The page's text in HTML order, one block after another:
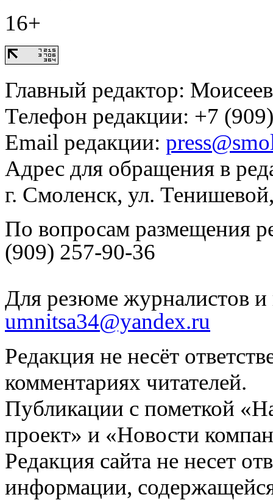
16+
Главный редактор:
Телефон редакции: +7
Email редакции:
Адрес для обращения в
г. Смоленск, ул.
По вопросам размещения
(909) 257-90-36
Для резюме журналистов и
umnitsa34@yandex.ru
Редакция не несёт
комментариях читателей.
Публикации с пометкой
проект» и «Новости
Редакция сайта не несет
информации,